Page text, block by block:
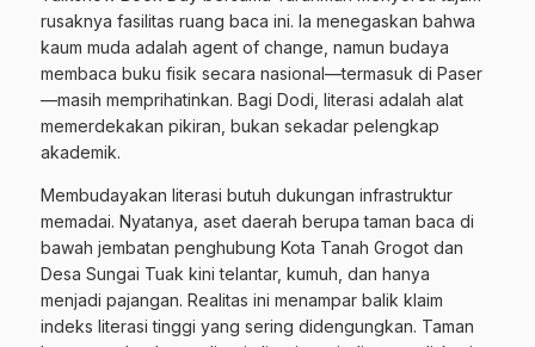
rusaknya fasilitas ruang baca ini. Ia menegaskan bahwa
kaum muda adalah agent of change, namun budaya
membaca buku fisik secara nasional—termasuk di Paser
—masih memprihatinkan. Bagi Dodi, literasi adalah alat
memerdekakan pikiran, bukan sekadar pelengkap
akademik.
Membudayakan literasi butuh dukungan infrastruktur
memadai. Nyatanya, aset daerah berupa taman baca di
bawah jembatan penghubung Kota Tanah Grogot dan
Desa Sungai Tuak kini telantar, kumuh, dan hanya
menjadi pajangan. Realitas ini menampar balik klaim
indeks literasi tinggi yang sering didengungkan. Taman